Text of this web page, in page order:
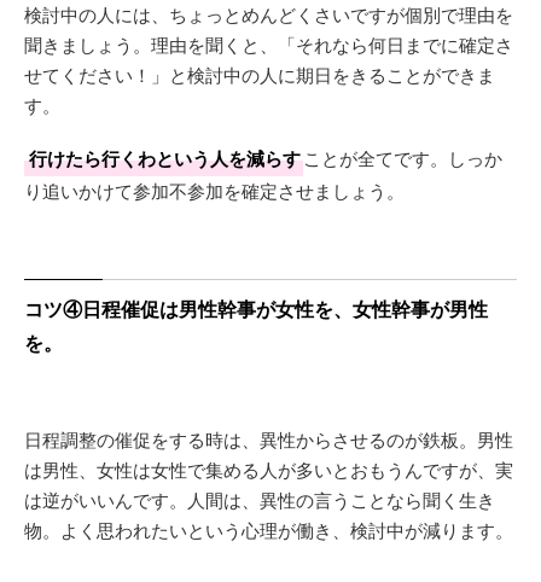
検討中の人には、ちょっとめんどくさいですが個別で理由を
聞きましょう。理由を聞くと、「それなら何日までに確定さ
せてください！」と検討中の人に期日をきることができま
す。
行けたら行くわという人を減らすことが全てです。しっか
り追いかけて参加不参加を確定させましょう。
コツ④日程催促は男性幹事が女性を、女性幹事が男性
を。
日程調整の催促をする時は、異性からさせるのが鉄板。男性
は男性、女性は女性で集める人が多いとおもうんですが、実
は逆がいいんです。人間は、異性の言うことなら聞く生き
物。よく思われたいという心理が働き、検討中が減ります。